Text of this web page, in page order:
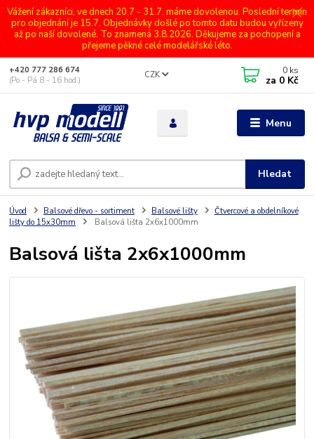
Vážení zákazníci, ve dnech 20.7 - 31.7. máme dovolenou. Poslední termín
pro objednání je 15.7. Objednávky došlé po tomto datu budou vyřízeny
až po naší dovolené. To znamená 3.8.2026. Děkujeme za pochopení a
přejeme pěkné celé modelářské léto.
Menu
CZK
Hledat
+420 777 286 674
(Po - Pá 8 - 16 hod.)
0 ks
za 0 Kč
Úvod Balsové dřevo - sortiment Balsové lišty
Čtvercové a obdelníkové
lišty do 15x30mm
Balsová lišta 2x6x1000mm
Balsová lišta 2x6x1000mm